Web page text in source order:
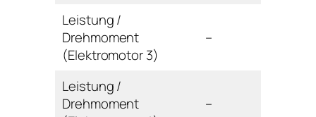
Leistung /
Drehmoment
(Elektromotor 3)
–
Leistung /
Drehmoment
–